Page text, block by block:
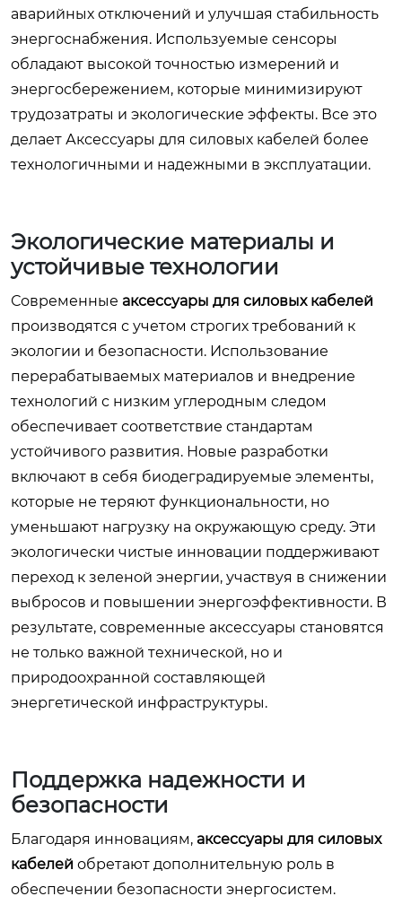
аварийных отключений и улучшая стабильность
энергоснабжения. Используемые сенсоры
обладают высокой точностью измерений и
энергосбережением, которые минимизируют
трудозатраты и экологические эффекты. Все это
делает Аксессуары для силовых кабелей более
технологичными и надежными в эксплуатации.
Экологические материалы и
устойчивые технологии
Современные аксессуары для силовых кабелей
производятся с учетом строгих требований к
экологии и безопасности. Использование
перерабатываемых материалов и внедрение
технологий с низким углеродным следом
обеспечивает соответствие стандартам
устойчивого развития. Новые разработки
включают в себя биодеградируемые элементы,
которые не теряют функциональности, но
уменьшают нагрузку на окружающую среду. Эти
экологически чистые инновации поддерживают
переход к зеленой энергии, участвуя в снижении
выбросов и повышении энергоэффективности. В
результате, современные аксессуары становятся
не только важной технической, но и
природоохранной составляющей
энергетической инфраструктуры.
Поддержка надежности и
безопасности
Благодаря инновациям, аксессуары для силовых
кабелей обретают дополнительную роль в
обеспечении безопасности энергосистем.